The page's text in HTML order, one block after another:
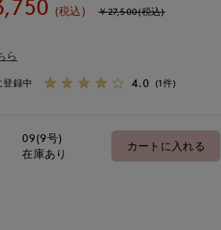
(税込) ￥27,500(税込)
ら
登録中 4.0 (1件)
09(9号)
在庫あり
カートに入れる